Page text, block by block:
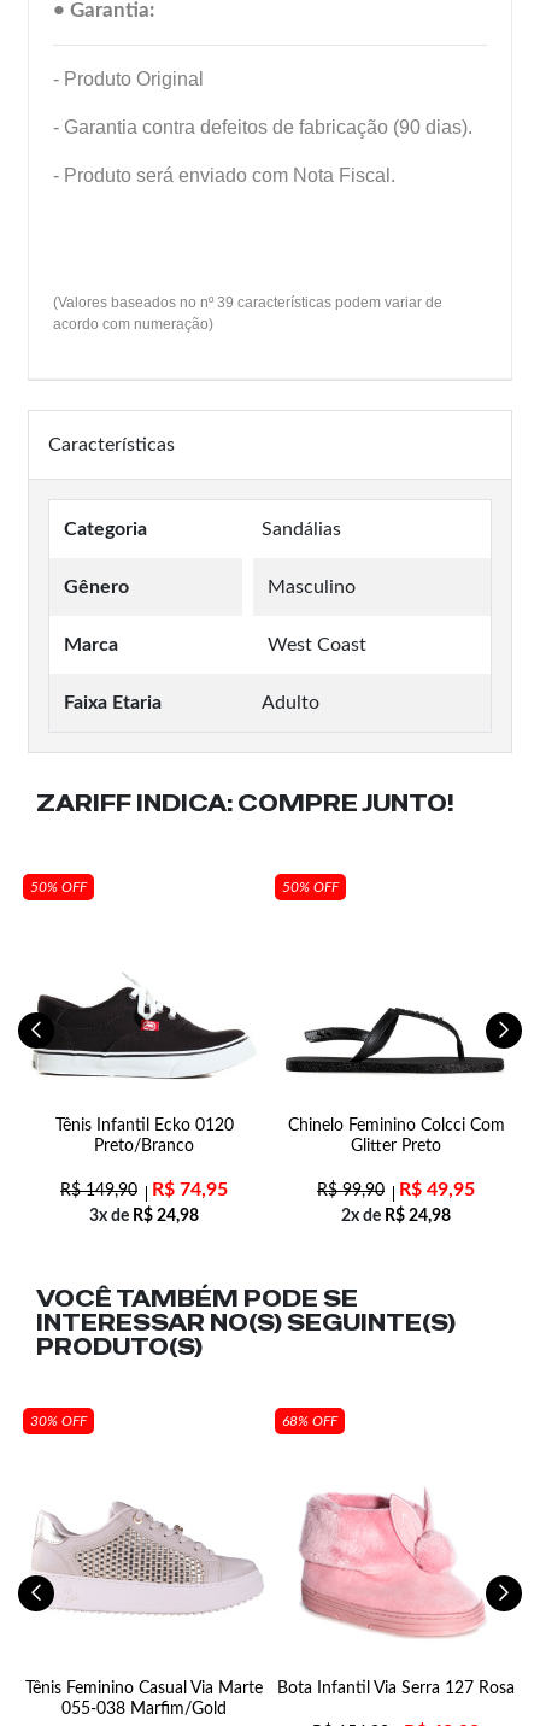
• Garantia:
- Produto Original
- Garantia contra defeitos de fabricação (90 dias).
- Produto será enviado com Nota Fiscal.
(Valores baseados no nº 39 características podem variar de
acordo com numeração)
Características
Categoria Sandálias
Gênero Masculino
Marca West Coast
Faixa Etaria Adulto
ZARIFF INDICA: COMPRE JUNTO!
50% OFF
Tênis Infantil Ecko 0120
Preto/Branco
R$149,90 R$ 74,95
3x de R$ 24,98
50% OFF
Chinelo Feminino Colcci Com
Glitter Preto
R$99,90 R$ 49,95
2x de R$ 24,98
VOCÊ TAMBÉM PODE SE
INTERESSAR NO(S) SEGUINTE(S)
PRODUTO(S)
30% OFF
Tênis Feminino Casual Via Marte
055-038 Marfim/Gold
68% OFF
Bota Infantil Via Serra 127 Rosa